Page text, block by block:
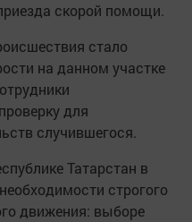
скорой помощи.
стало
на данном участке
для
случившегося.
Татарстан в
строгого
движения: выборе